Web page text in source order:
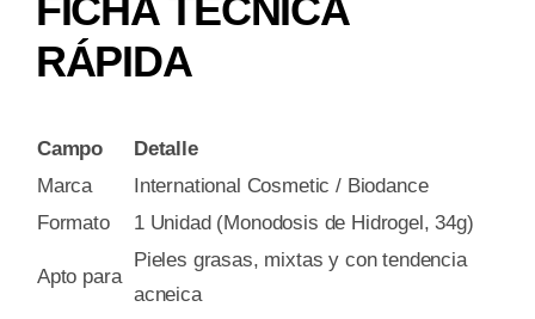
FICHA TÉCNICA
RÁPIDA
Campo
Detalle
Marca
International Cosmetic / Biodance
Formato
1 Unidad (Monodosis de Hidrogel, 34g)
Apto para
Pieles grasas, mixtas y con tendencia
acneica